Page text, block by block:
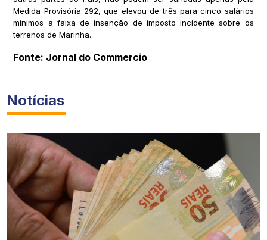
Medida Provisória 292, que elevou de três para cinco salários
mínimos a faixa de insenção de imposto incidente sobre os
terrenos de Marinha.
Fonte: Jornal do Commercio
Notícias